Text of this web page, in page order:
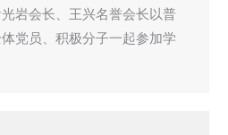
岩会长、王兴名誉会长以普
党员、积极分子一起参加学